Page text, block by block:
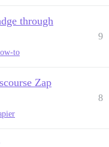
through
to
9
Zap
8